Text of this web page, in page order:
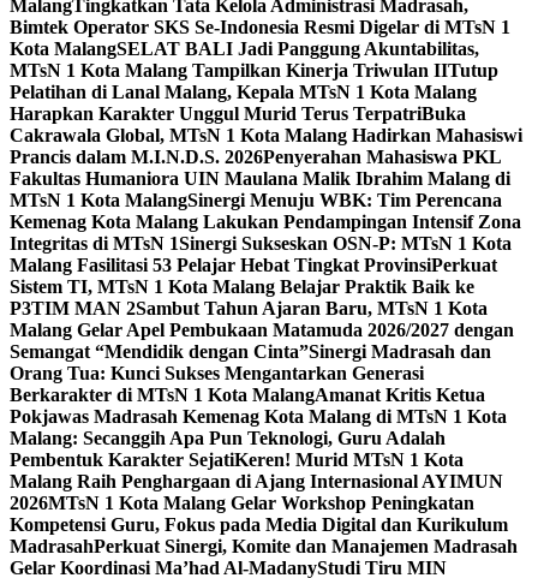
MalangTingkatkan Tata Kelola Administrasi Madrasah,
Bimtek Operator SKS Se-Indonesia Resmi Digelar di MTsN 1
Kota MalangSELAT BALI Jadi Panggung Akuntabilitas,
MTsN 1 Kota Malang Tampilkan Kinerja Triwulan IITutup
Pelatihan di Lanal Malang, Kepala MTsN 1 Kota Malang
Harapkan Karakter Unggul Murid Terus TerpatriBuka
Cakrawala Global, MTsN 1 Kota Malang Hadirkan Mahasiswi
Prancis dalam M.I.N.D.S. 2026Penyerahan Mahasiswa PKL
Fakultas Humaniora UIN Maulana Malik Ibrahim Malang di
MTsN 1 Kota MalangSinergi Menuju WBK: Tim Perencana
Kemenag Kota Malang Lakukan Pendampingan Intensif Zona
Integritas di MTsN 1Sinergi Sukseskan OSN-P: MTsN 1 Kota
Malang Fasilitasi 53 Pelajar Hebat Tingkat ProvinsiPerkuat
Sistem TI, MTsN 1 Kota Malang Belajar Praktik Baik ke
P3TIM MAN 2Sambut Tahun Ajaran Baru, MTsN 1 Kota
Malang Gelar Apel Pembukaan Matamuda 2026/2027 dengan
Semangat “Mendidik dengan Cinta”Sinergi Madrasah dan
Orang Tua: Kunci Sukses Mengantarkan Generasi
Berkarakter di MTsN 1 Kota MalangAmanat Kritis Ketua
Pokjawas Madrasah Kemenag Kota Malang di MTsN 1 Kota
Malang: Secanggih Apa Pun Teknologi, Guru Adalah
Pembentuk Karakter SejatiKeren! Murid MTsN 1 Kota
Malang Raih Penghargaan di Ajang Internasional AYIMUN
2026MTsN 1 Kota Malang Gelar Workshop Peningkatan
Kompetensi Guru, Fokus pada Media Digital dan Kurikulum
MadrasahPerkuat Sinergi, Komite dan Manajemen Madrasah
Gelar Koordinasi Ma’had Al-MadanyStudi Tiru MIN